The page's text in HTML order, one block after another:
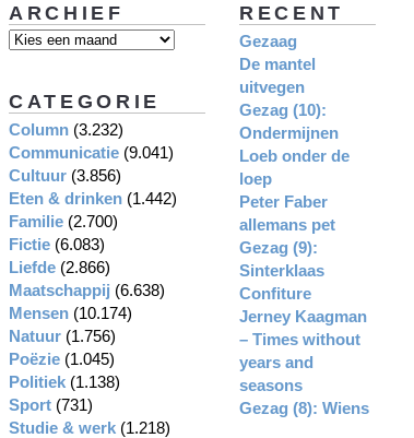
RECENT
Gezaag
De mantel
uitvegen
Gezag (10):
Ondermijnen
Loeb onder de
loep
Peter Faber
allemans pet
Gezag (9):
Sinterklaas
Confiture
Jerney Kaagman
– Times without
years and
seasons
Gezag (8): Wiens
ARCHIEF
CATEGORIE
Column (3.232)
Communicatie (9.041)
Cultuur (3.856)
Eten & drinken (1.442)
Familie (2.700)
Fictie (6.083)
Liefde (2.866)
Maatschappij (6.638)
Mensen (10.174)
Natuur (1.756)
Poëzie (1.045)
Politiek (1.138)
Sport (731)
Studie & werk (1.218)